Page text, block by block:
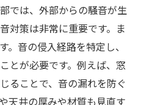
では、外部からの騒音が生
対策は非常に重要です。ま
。音の侵入経路を特定し、
とが必要です。例えば、窓
ることで、音の漏れを防ぐ
天井の厚みや材質も見直す